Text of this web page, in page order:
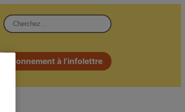
Rechercher :
Abonnement à l’infolettre